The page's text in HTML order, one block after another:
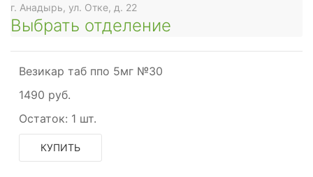
г. Анадырь, ул. Отке, д. 22
Выбрать отделение
Везикар таб ппо 5мг №30
1490 руб.
Остаток: 1 шт.
КУПИТЬ